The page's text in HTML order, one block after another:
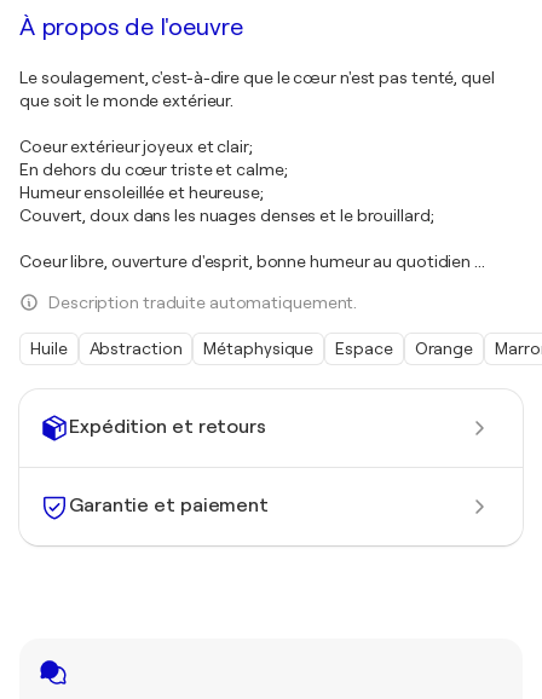
Expédition et retours
Garantie et paiement
À propos de l'oeuvre
Le soulagement, c'est-à-dire que le cœur n'est pas tenté, quel
que soit le monde extérieur.
Coeur extérieur joyeux et clair;
En dehors du cœur triste et calme;
Humeur ensoleillée et heureuse;
Couvert, doux dans les nuages denses et le brouillard;
Coeur libre, ouverture d'esprit, bonne humeur au quotidien ...
Description traduite automatiquement.
Huile Abstraction Métaphysique Espace Orange